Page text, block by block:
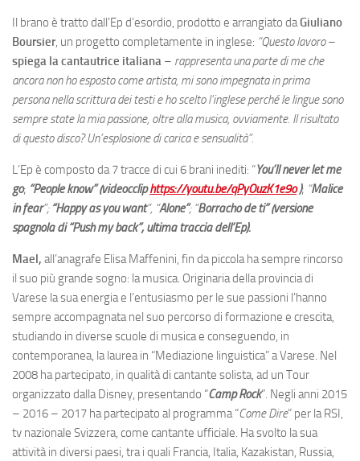
Il brano è tratto dall’Ep d’esordio, prodotto e arrangiato daGiuliano
Boursier, un progetto completamente in inglese: “Questo lavoro–
spiega la cantautrice italiana – rappresenta una parte di me che
ancora non ho esposto come artista, mi sono impegnata in prima
persona nella scrittura dei testi e ho scelto l’inglese perché le lingue sono
sempre state la mia passione, oltre alla musica, ovviamente. Il risultato
di questo disco? Un’esplosione di carica e sensualità”.
L’Ep è composto da 7 tracce di cui 6 brani inediti: “You’ll never let me
go; “People know” (videoccliphttps://youtu.be/qPyOuzK1e9o); “Malice
in fear”; “Happy as you want”, “Alone”; “Borracho de ti” (versione
spagnola di “Push my back”, ultima traccia dell’Ep).
Mael, all’anagrafe Elisa Maffenini, fin da piccola ha sempre rincorso
il suo più grande sogno: la musica. Originaria della provincia di
Varese la sua energia e l’entusiasmo per le sue passioni l’hanno
sempre accompagnata nel suo percorso di formazione e crescita,
studiando in diverse scuole di musica e conseguendo, in
contemporanea, la laurea in “Mediazione linguistica” a Varese. Nel
2008 ha partecipato, in qualità di cantante solista, ad un Tour
organizzato dalla Disney, presentando “Camp Rock”. Negli anni 2015
– 2016 – 2017 ha partecipato al programma “Come Dire” per la RSI,
tv nazionale Svizzera, come cantante ufficiale. Ha svolto la sua
attività in diversi paesi, tra i quali Francia, Italia, Kazakistan, Russia,